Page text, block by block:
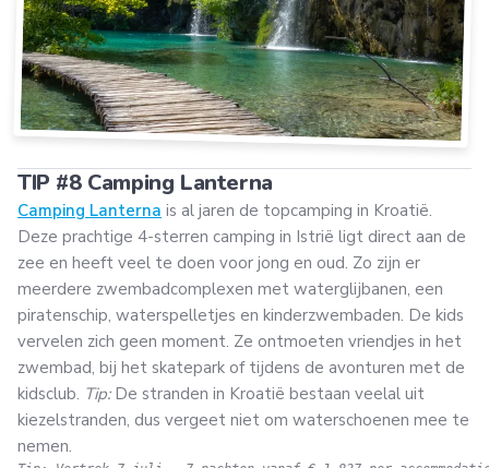
TIP #8 Camping Lanterna
Camping Lanterna is al jaren de topcamping in Kroatië.
Deze prachtige 4-sterren camping in Istrië ligt direct aan de
zee en heeft veel te doen voor jong en oud. Zo zijn er
meerdere zwembadcomplexen met waterglijbanen, een
piratenschip, waterspelletjes en kinderzwembaden. De kids
vervelen zich geen moment. Ze ontmoeten vriendjes in het
zwembad, bij het skatepark of tijdens de avonturen met de
kidsclub. Tip:De stranden in Kroatië bestaan veelal uit
kiezelstranden, dus vergeet niet om waterschoenen mee te
nemen.